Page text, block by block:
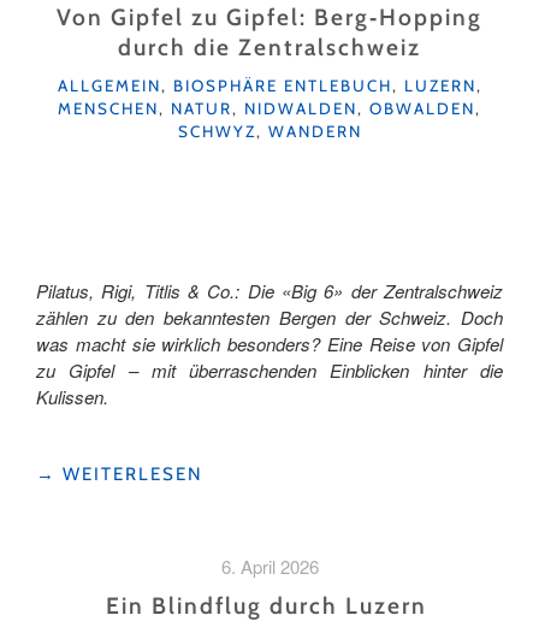
Von Gipfel zu Gipfel: Berg‑Hopping
durch die Zentralschweiz
KATEGORIEN
ALLGEMEIN, BIOSPHÄRE ENTLEBUCH, LUZERN,
MENSCHEN, NATUR, NIDWALDEN, OBWALDEN,
SCHWYZ, WANDERN
Pilatus, Rigi, Titlis & Co.: Die «Big 6» der Zentralschweiz
zählen zu den bekanntesten Bergen der Schweiz. Doch
was macht sie wirklich besonders? Eine Reise von Gipfel
zu Gipfel – mit überraschenden Einblicken hinter die
Kulissen.
"VON
DURCH
→ WEITERLESEN
6. April 2026
Ein Blindflug durch Luzern